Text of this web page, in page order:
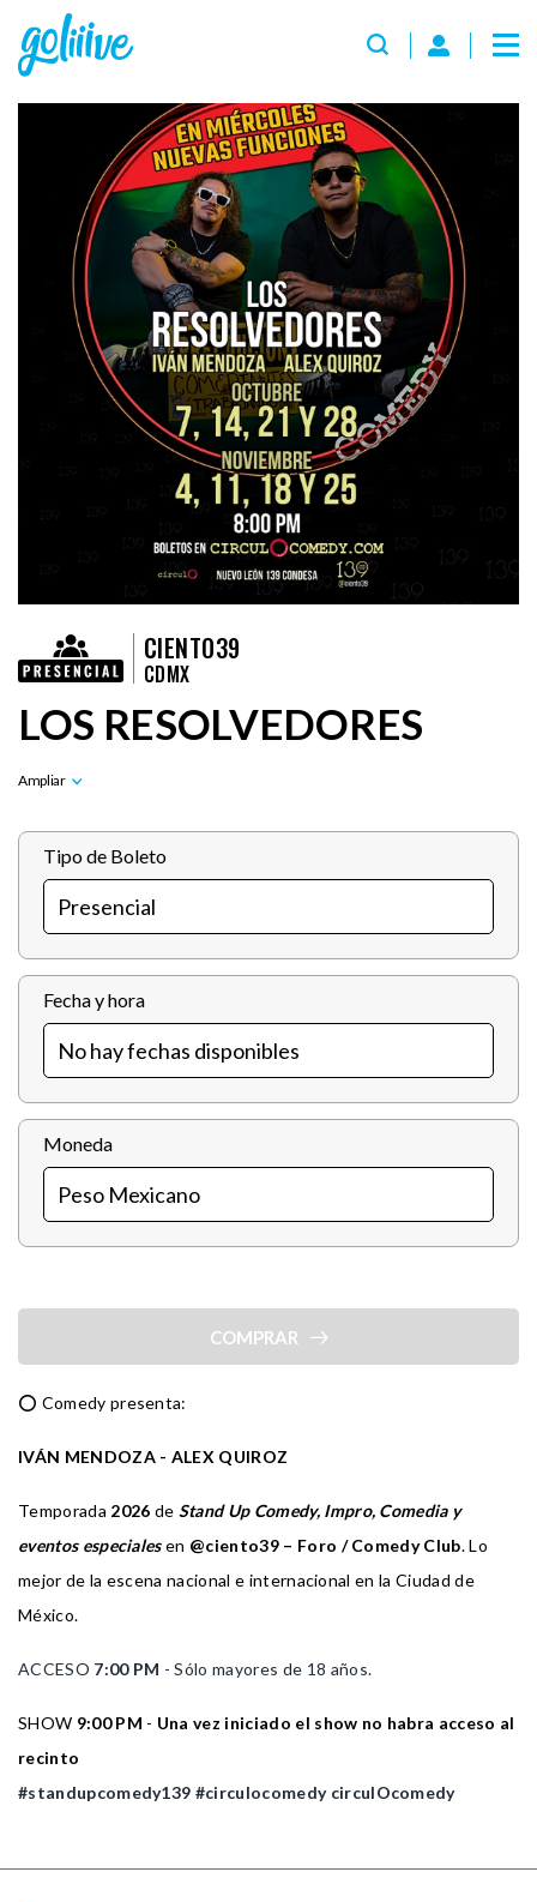
CIENTO39
CDMX
LOS RESOLVEDORES
Tipo de Boleto
Fecha y hora
Moneda
COMPRAR
⭕ Comedy presenta:
IVÁN MENDOZA - ALEX QUIROZ
Temporada 2026 de Stand Up Comedy, Impro, Comedia y
eventos especialesen @ciento39 – Foro / Comedy Club. Lo
mejor de la escena nacional e internacional en la Ciudad de
México.
ACCESO 7:00 PM - Sólo mayores de 18 años.
SHOW 9:00 PM - Una vez iniciado el show no habra acceso al
recinto
#standupcomedy139 #circulocomedy circulOcomedy